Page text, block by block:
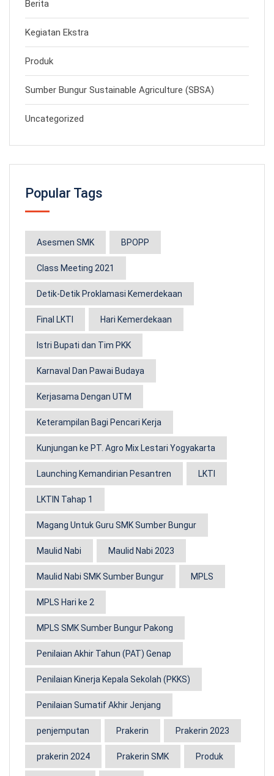
Berita
Kegiatan Ekstra
Produk
Sumber Bungur Sustainable Agriculture (SBSA)
Uncategorized
Popular Tags
Asesmen SMK BPOPP
Class Meeting 2021
Detik-Detik Proklamasi Kemerdekaan
Final LKTI Hari Kemerdekaan
Istri Bupati dan Tim PKK
Karnaval Dan Pawai Budaya
Kerjasama Dengan UTM
Keterampilan Bagi Pencari Kerja
Kunjungan ke PT. Agro Mix Lestari Yogyakarta
Launching Kemandirian Pesantren LKTI
LKTIN Tahap 1
Magang Untuk Guru SMK Sumber Bungur
Maulid Nabi Maulid Nabi 2023
Maulid Nabi SMK Sumber Bungur MPLS
MPLS Hari ke 2
MPLS SMK Sumber Bungur Pakong
Penilaian Akhir Tahun (PAT) Genap
Penilaian Kinerja Kepala Sekolah (PKKS)
Penilaian Sumatif Akhir Jenjang
penjemputan Prakerin Prakerin 2023
prakerin 2024 Prakerin SMK Produk